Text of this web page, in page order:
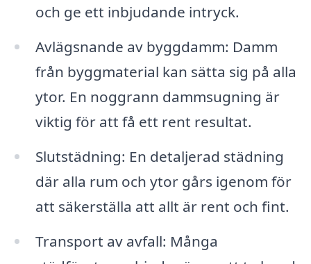
och ge ett inbjudande intryck.
Avlägsnande av byggdamm: Damm
från byggmaterial kan sätta sig på alla
ytor. En noggrann dammsugning är
viktig för att få ett rent resultat.
Slutstädning: En detaljerad städning
där alla rum och ytor gårs igenom för
att säkerställa att allt är rent och fint.
Transport av avfall: Många